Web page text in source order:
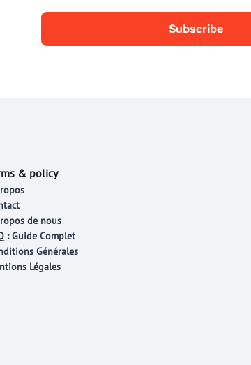
& policy
de nous
: Guide Complet
Générales
Légales